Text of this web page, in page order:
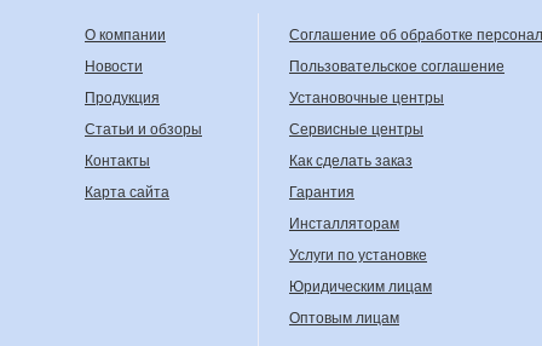
О компании
Новости
Продукция
Статьи и обзоры
Контакты
Карта сайта
Соглашение об обработке
Пользовательское соглашение
Установочные центры
Сервисные центры
Как сделать заказ
Гарантия
Инсталляторам
Услуги по установке
Юридическим лицам
Оптовым лицам